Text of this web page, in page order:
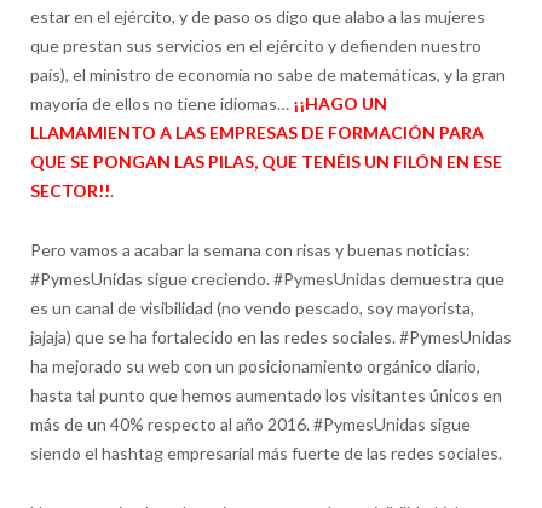
estar en el ejército, y de paso os digo que alabo a las mujeres
que prestan sus servicios en el ejército y defienden nuestro
país), el ministro de economía no sabe de matemáticas, y la gran
mayoría de ellos no tiene idiomas… ¡¡HAGO UN
LLAMAMIENTO A LAS EMPRESAS DE FORMACIÓN PARA
QUE SE PONGAN LAS PILAS, QUE TENÉIS UN FILÓN EN ESE
SECTOR!!.
Pero vamos a acabar la semana con risas y buenas noticias:
#PymesUnidas sigue creciendo. #PymesUnidas demuestra que
es un canal de visibilidad (no vendo pescado, soy mayorista,
jajaja) que se ha fortalecido en las redes sociales. #PymesUnidas
ha mejorado su web con un posicionamiento orgánico diario,
hasta tal punto que hemos aumentado los visitantes únicos en
más de un 40% respecto al año 2016. #PymesUnidas sigue
siendo el hashtag empresarial más fuerte de las redes sociales.